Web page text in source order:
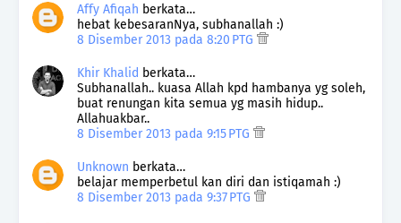
Affy Afiqah berkata…
hebat kebesaranNya, subhanallah :)
8 Disember 2013 pada 8:20 PTG
Khir Khalid berkata…
Subhanallah.. kuasa Allah kpd hambanya yg soleh,
buat renungan kita semua yg masih hidup..
Allahuakbar..
8 Disember 2013 pada 9:15 PTG
Unknown berkata…
belajar memperbetul kan diri dan istiqamah :)
8 Disember 2013 pada 9:37 PTG